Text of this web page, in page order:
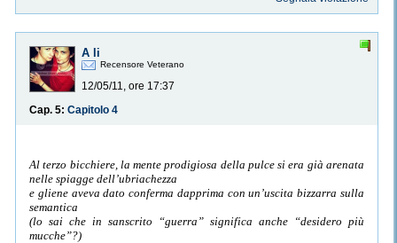
A li
Recensore Veterano
12/05/11, ore 17:37
Cap. 5: Capitolo 4
Al terzo bicchiere, la mente prodigiosa della pulce si era già arenata
nelle spiagge dell’ubriachezza
e gliene aveva dato conferma dapprima con un’uscita bizzarra sulla
semantica
(lo sai che in sanscrito “guerra” significa anche “desidero più
mucche”?)